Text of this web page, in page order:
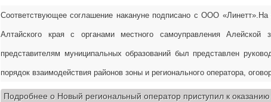
Соответствующее соглашение накануне подписано с ООО
Алтайского края с органами местного самоуправления Алейской
представителям муниципальных образований был представлен
порядок взаимодействия районов зоны и регионального оператора,
Подробнее о Новый региональный оператор приступил к